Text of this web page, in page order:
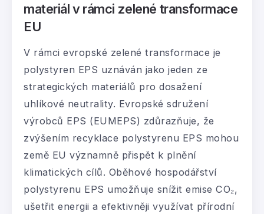
materiál v rámci zelené transformace
EU
V rámci evropské zelené transformace je
polystyren EPS uznáván jako jeden ze
strategických materiálů pro dosažení
uhlíkové neutrality. Evropské sdružení
výrobců EPS (EUMEPS) zdůrazňuje, že
zvýšením recyklace polystyrenu EPS mohou
země EU významně přispět k plnění
klimatických cílů. Oběhové hospodářství
polystyrenu EPS umožňuje snížit emise CO₂,
ušetřit energii a efektivněji využívat přírodní